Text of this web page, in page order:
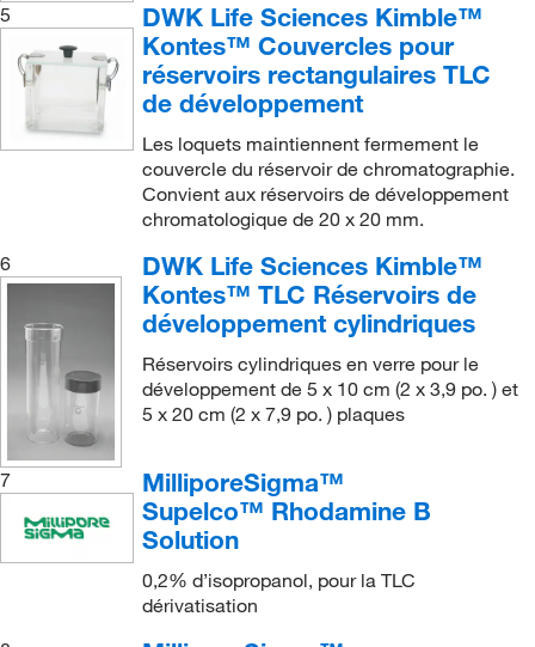
5
DWK Life Sciences Kimble™
Kontes™ Couvercles pour
réservoirs rectangulaires TLC
de développement
Les loquets maintiennent fermement le
couvercle du réservoir de chromatographie.
Convient aux réservoirs de développement
chromatologique de 20 x 20 mm.
6
DWK Life Sciences Kimble™
Kontes™ TLC Réservoirs de
développement cylindriques
Réservoirs cylindriques en verre pour le
développement de 5 x 10 cm (2 x 3,9 po. ) et
5 x 20 cm (2 x 7,9 po. ) plaques
7
MilliporeSigma™
Supelco™ Rhodamine B
Solution
0,2% d’isopropanol, pour la TLC
dérivatisation